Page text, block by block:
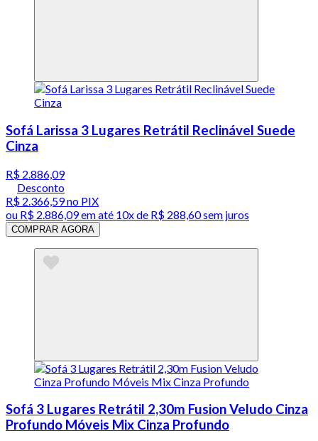
Sofá Larissa 3 Lugares Retrátil Reclinável Suede
Cinza
R$ 2.886,09
Desconto
R$ 2.366,59no PIX
ou R$ 2.886,09em até 10x de R$ 288,60 sem juros
COMPRAR AGORA
Sofá 3 Lugares Retrátil 2,30m Fusion Veludo Cinza
Profundo Móveis Mix Cinza Profundo